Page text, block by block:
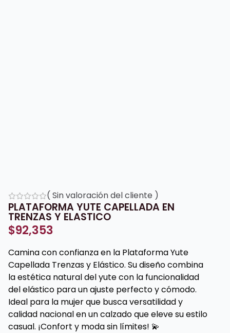
( Sin valoración del cliente )
PLATAFORMA YUTE CAPELLADA EN
TRENZAS Y ELASTICO
$92,353
Camina con confianza en la Plataforma Yute
Capellada Trenzas y Elástico. Su diseño combina
la estética natural del yute con la funcionalidad
del elástico para un ajuste perfecto y cómodo.
Ideal para la mujer que busca versatilidad y
calidad nacional en un calzado que eleve su estilo
casual. ¡Confort y moda sin límites! 💫